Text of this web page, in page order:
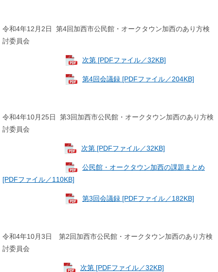
令和4年12月2日 第4回加西市公民館・オークタウン加西のあり方検
討委員会
次第 [PDFファイル／32KB]
第4回会議録 [PDFファイル／204KB]
令和4年10月25日 第3回加西市公民館・オークタウン加西のあり方検
討委員会
次第 [PDFファイル／32KB]
公民館・オークタウン加西の課題まとめ
[PDFファイル／110KB]
第3回会議録 [PDFファイル／182KB]
令和4年10月3日 第2回加西市公民館・オークタウン加西のあり方検
討委員会
次第 [PDFファイル／32KB]